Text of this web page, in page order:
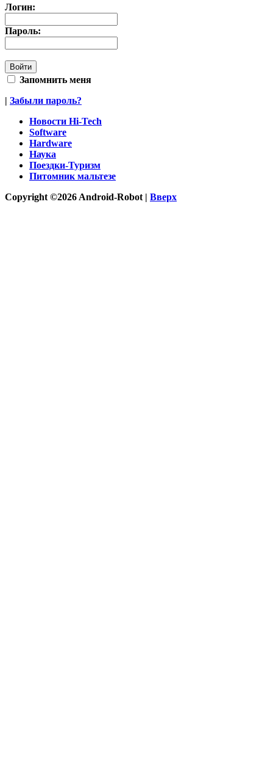
Логин:
Пароль:
Запомнить меня
| Забыли пароль?
Новости Hi-Tech
Software
Hardware
Наука
Поездки-Туризм
Питомник мальтезе
Copyright ©2026 Android-Robot | Вверх